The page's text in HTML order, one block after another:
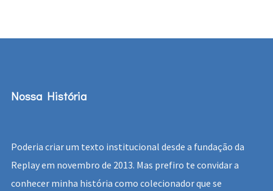
Nossa História
Poderia criar um texto institucional desde a fundação da
Replay em novembro de 2013. Mas prefiro te convidar a
conhecer minha história como colecionador que se